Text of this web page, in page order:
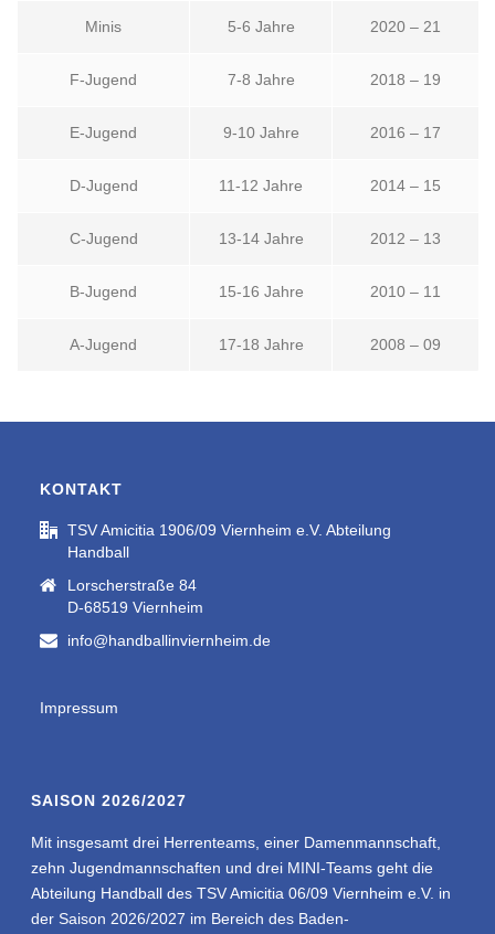
Minis 5-6 Jahre 2020 – 21
F-Jugend 7-8 Jahre 2018 – 19
E-Jugend 9-10 Jahre 2016 – 17
D-Jugend 11-12 Jahre 2014 – 15
C-Jugend 13-14 Jahre 2012 – 13
B-Jugend 15-16 Jahre 2010 – 11
A-Jugend 17-18 Jahre 2008 – 09
KONTAKT
TSV Amicitia 1906/09 Viernheim e.V. Abteilung
Handball
Lorscherstraße 84
D-68519 Viernheim
info@handballinviernheim.de
Impressum
SAISON 2026/2027
Mit insgesamt drei Herrenteams, einer Damenmannschaft,
zehn Jugendmannschaften und drei MINI-Teams geht die
Abteilung Handball des TSV Amicitia 06/09 Viernheim e.V. in
der Saison 2026/2027 im Bereich des Baden-